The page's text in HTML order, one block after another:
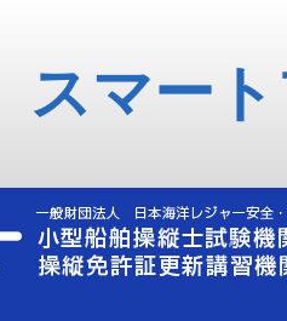
スマー